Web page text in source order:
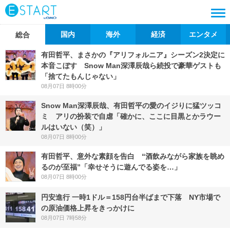
総合 国内 海外 経済 エンタメ
有田哲平、まさかの『アリフォルニア』シーズン2決定に
本音こぼす Snow Man深澤辰哉ら続投で豪華ゲストも
「捨てたもんじゃない」
08月07日 8時00分
Snow Man深澤辰哉、有田哲平の愛のイジりに猛ツッコ
ミ アリの扮装で自虐「確かに、ここに目黒とかラウー
ルはいない（笑）」
08月07日 8時00分
有田哲平、意外な素顔を告白 “酒飲みながら家族を眺め
るのが至福”「幸せそうに遊んでる姿を…」
08月07日 8時00分
円安進行 一時1ドル＝158円台半ばまで下落 NY市場で
の原油価格上昇をきっかけに
08月07日 7時58分